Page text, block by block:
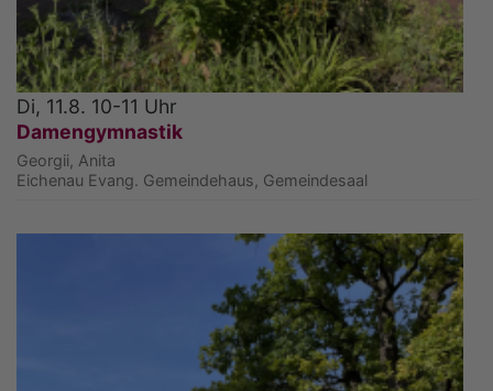
Di, 11.8. 10-11 Uhr
Damengymnastik
Georgii, Anita
Eichenau Evang. Gemeindehaus, Gemeindesaal